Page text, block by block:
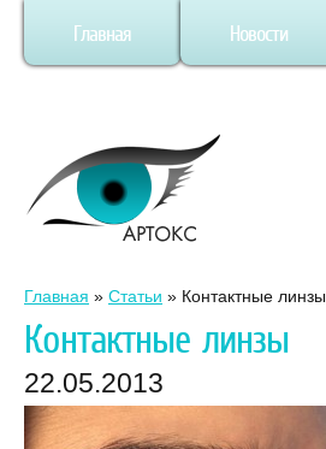
Главная Новости
Главная » Статьи » Контактные линзы
Контактные линзы
22.05.2013